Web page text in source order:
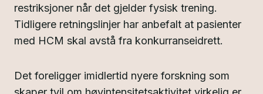
restriksjoner når det gjelder fysisk trening.
Tidligere retningslinjer har anbefalt at pasienter
med HCM skal avstå fra konkurranseidrett.
Det foreligger imidlertid nyere forskning som